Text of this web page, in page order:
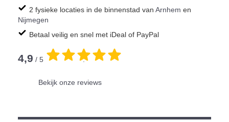
2 fysieke locaties in de binnenstad van Arnhem en
Nijmegen
Betaal veilig en snel met iDeal of PayPal
4,9 / 5 .
Bekijk onze reviews